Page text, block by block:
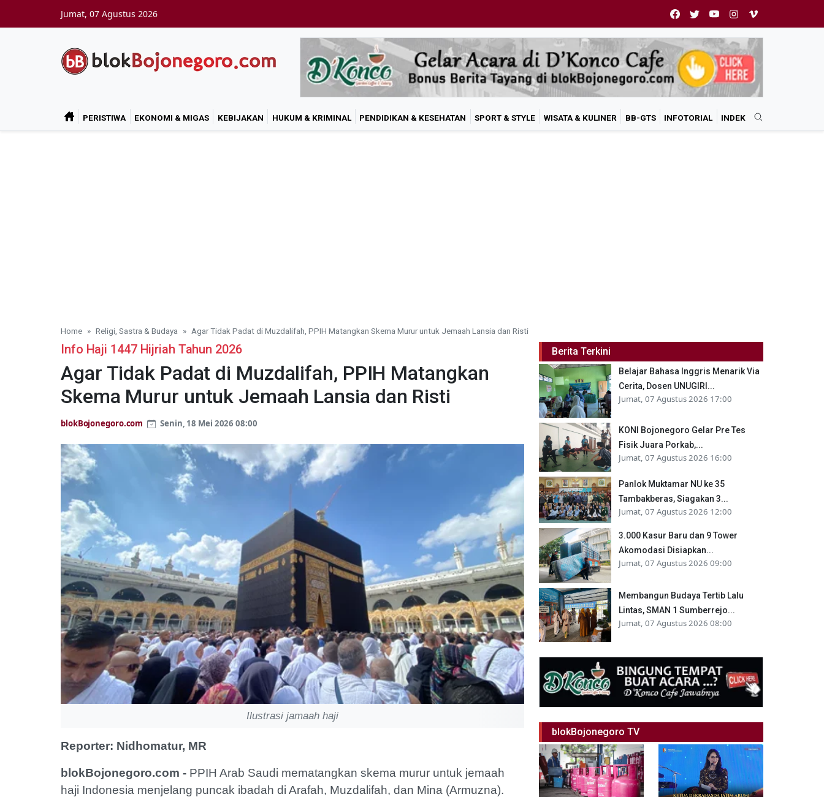
Jumat, 07 Agustus 2026
PERISTIWA EKONOMI & MIGAS KEBIJAKAN HUKUM & KRIMINAL PENDIDIKAN & KESEHATAN SPORT & STYLE WISATA & KULINER BB-GTS INFOTORIAL INDEK
Home Religi, Sastra & Budaya Agar Tidak Padat di Muzdalifah, PPIH Matangkan Skema Murur untuk Jemaah Lansia dan Risti
Info Haji 1447 Hijriah Tahun 2026
Agar Tidak Padat di Muzdalifah, PPIH Matangkan
Skema Murur untuk Jemaah Lansia dan Risti
blokBojonegoro.com Senin, 18 Mei 2026 08:00
Ilustrasi jamaah haji
Reporter: Nidhomatur, MR
blokBojonegoro.com - PPIH Arab Saudi mematangkan skema murur untuk jemaah
haji Indonesia menjelang puncak ibadah di Arafah, Muzdalifah, dan Mina (Armuzna).
Berita Terkini
Belajar Bahasa Inggris Menarik Via
Cerita, Dosen UNUGIRI...
Jumat, 07 Agustus 2026 17:00
KONI Bojonegoro Gelar Pre Tes
Fisik Juara Porkab,...
Jumat, 07 Agustus 2026 16:00
Panlok Muktamar NU ke 35
Tambakberas, Siagakan 3...
Jumat, 07 Agustus 2026 12:00
3.000 Kasur Baru dan 9 Tower
Akomodasi Disiapkan...
Jumat, 07 Agustus 2026 09:00
Membangun Budaya Tertib Lalu
Lintas, SMAN 1 Sumberrejo...
Jumat, 07 Agustus 2026 08:00
blokBojonegoro TV